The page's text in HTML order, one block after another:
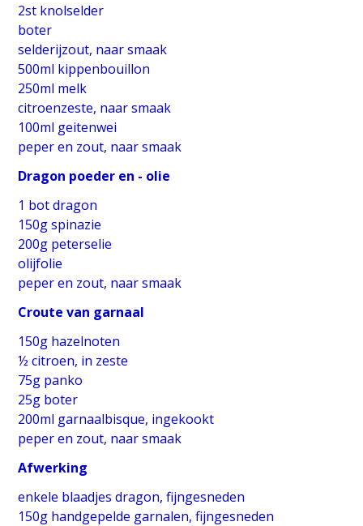
2st knolselder
boter
selderijzout, naar smaak
500ml kippenbouillon
250ml melk
citroenzeste, naar smaak
100ml geitenwei
peper en zout, naar smaak
Dragon poeder en - olie
1 bot dragon
150g spinazie
200g peterselie
olijfolie
peper en zout, naar smaak
Croute van garnaal
150g hazelnoten
½ citroen, in zeste
75g panko
25g boter
200ml garnaalbisque, ingekookt
peper en zout, naar smaak
Afwerking
enkele blaadjes dragon, fijngesneden
150g handgepelde garnalen, fijngesneden